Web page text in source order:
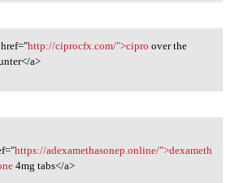
ciprocfx.com/
http://ciprocfx.com/">cipro over the
a>
https://adexamethasonep.online/">dexameth
4mg tabs</a>